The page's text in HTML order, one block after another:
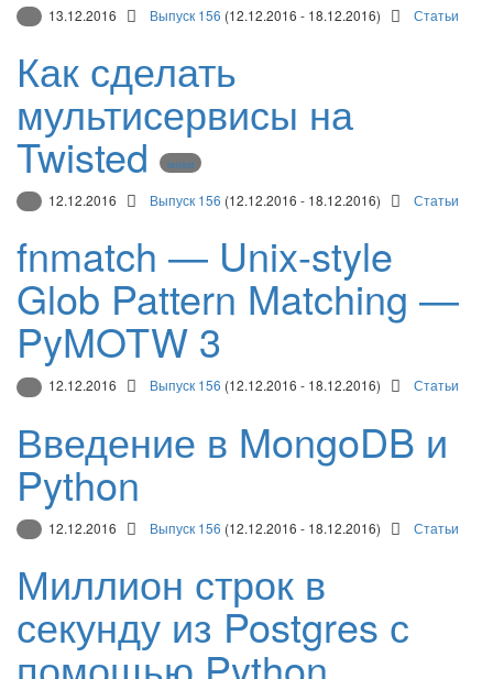
13.12.2016 Выпуск 156 (12.12.2016 - 18.12.2016) Статьи
Как сделать
мультисервисы на
Twisted twisted
12.12.2016 Выпуск 156 (12.12.2016 - 18.12.2016) Статьи
fnmatch — Unix-style
Glob Pattern Matching —
PyMOTW 3
12.12.2016 Выпуск 156 (12.12.2016 - 18.12.2016) Статьи
Введение в MongoDB и
Python
12.12.2016 Выпуск 156 (12.12.2016 - 18.12.2016) Статьи
Миллион строк в
секунду из Postgres с